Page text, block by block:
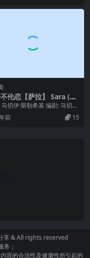
伦恋【萨拉】 Sara (19
切伊·斯勒希基 编剧: 马切伊
希基 主演: 博古斯瓦夫·林达 /...
前 15
享& All rights reserved
务；
容的合法性及健康性所引起的